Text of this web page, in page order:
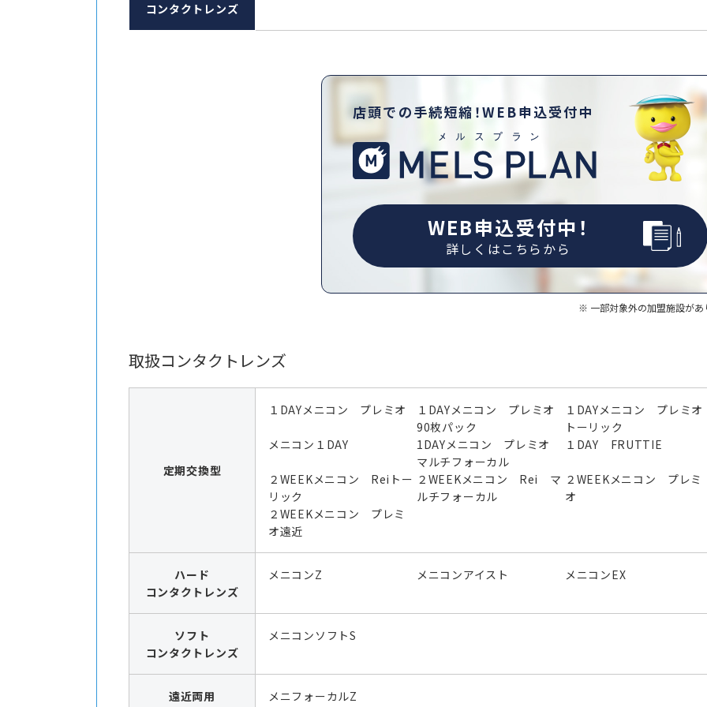
コンタクトレンズ
店頭での手続短縮！WEB申込受付中
WEB申込受付中！
詳しくはこちらから
一部対象外の加盟施設があ
取扱コンタクトレンズ
定期交換型
１DAYメニコン プレミオ
１DAYメニコン プレミオ
90枚パック
１DAYメニコン プレミオ
トーリック
メニコン１DAY
1DAYメニコン プレミオ
マルチフォーカル
１DAY FRUTTIE
２WEEKメニコン Reiトー
リック
２WEEKメニコン Rei マ
ルチフォーカル
２WEEKメニコン プレミ
オ
２WEEKメニコン プレミ
オ遠近
ハード
コンタクトレンズ
メニコンZ メニコンアイスト メニコンEX
ソフト
コンタクトレンズ
メニコンソフトS
遠近両用
メニフォーカルZ